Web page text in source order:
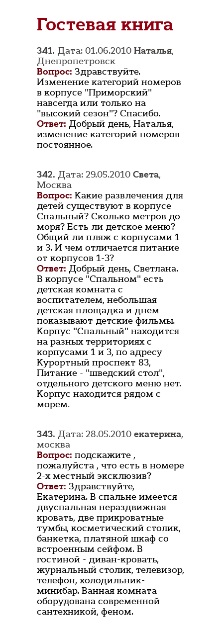
Гостевая книга
341. Дата: 01.06.2010 Наталья,
Днепропетровск
Вопрос: Здравствуйте.
Изменение категорий номеров
в корпусе "Приморский"
навсегда или только на
"высокий сезон"? Спасибо.
Ответ: Добрый день, Наталья,
изменение категорий номеров
постоянное.
342. Дата: 29.05.2010 Света,
Москва
Вопрос: Какие развлечения для
детей существуют в корпусе
Спальный? Сколько метров до
моря? Есть ли детское меню?
Общий ли пляж с корпусами 1
и 3. И чем отличается питание
от корпусов 1-3?
Ответ: Добрый день, Светлана.
В корпусе "Спальном" есть
детская комната с
воспитателем, небольшая
детская площадка и днем
показывают детские фильмы.
Корпус "Спальный" находится
на разных территориях с
корпусами 1 и 3, по адресу
Курортный проспект 83,
Питание - "шведский стол",
отдельного детского меню нет.
Корпус находится рядом с
морем.
343. Дата: 28.05.2010 екатерина,
москва
Вопрос: подскажите ,
пожалуйста , что есть в номере
2-х местный эксклюзив?
Ответ: Здравствуйте,
Екатерина. В спальне имеется
двуспальная нераздвижная
кровать, две прикроватные
тумбы, косметический столик,
банкетка, платяной шкаф со
встроенным сейфом. В
гостиной - диван-кровать,
журнальный столик, телевизор,
телефон, холодильник-
минибар. Ванная комната
оборудована современной
сантехникой, феном.